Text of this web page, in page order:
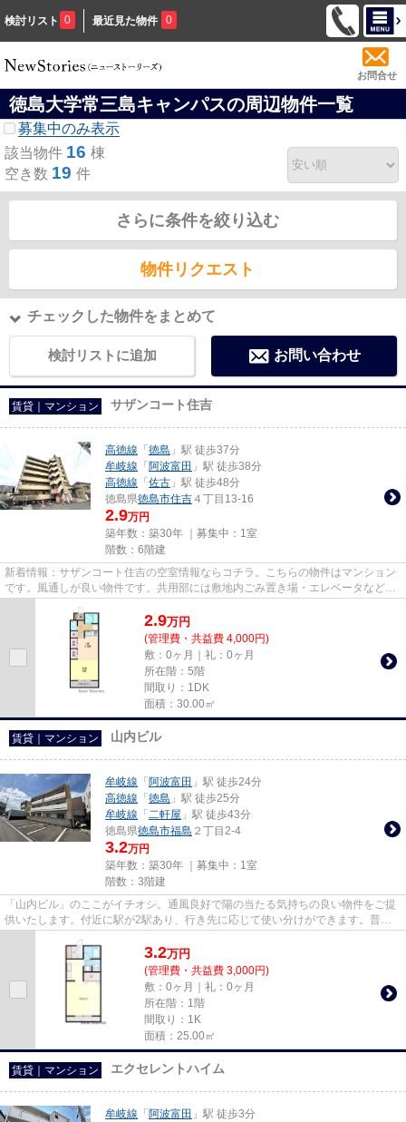
検討リスト 0 最近見た物件 0
お問合せ
徳島大学常三島キャンパスの周辺物件一覧
募集中のみ表示
該当物件 16 棟
空き数 19 件
さらに条件を絞り込む
物件リクエスト
チェックした物件をまとめて
検討リストに追加 お問い合わせ
賃貸｜マンション サザンコート住吉
高徳線 「 徳島 」駅 徒歩37分
牟岐線 「 阿波富田 」駅 徒歩38分
高徳線 「 佐古 」駅 徒歩48分
徳島県徳島市住吉 ４丁目13-16
2.9万円
築年数：築30年 ｜募集中： 1室
階数：6階建
新着情報：サザンコート住吉の空室情報ならコチラ。こちらの物件はマンション
です。風通しが良い物件です。共用部には敷地内ごみ置き場・エレベータなど
2.9万円
(管理費・共益費 4,000円)
敷：0ヶ月｜礼：0ヶ月
所在階：5階
間取り：1DK
面積：30.00㎡
賃貸｜マンション 山内ビル
牟岐線 「 阿波富田 」駅 徒歩24分
高徳線 「 徳島 」駅 徒歩25分
牟岐線 「 二軒屋 」駅 徒歩43分
徳島県徳島市福島 ２丁目2-4
3.2万円
築年数：築30年 ｜募集中： 1室
階数：3階建
「山内ビル」のここがイチオシ。通風良好で陽の当たる気持ちの良い物件をご提
供いたします。付近に駅が2駅あり、行き先に応じて使い分けができます。普段
3.2万円
(管理費・共益費 3,000円)
敷：0ヶ月｜礼：0ヶ月
所在階：1階
間取り：1K
面積：25.00㎡
賃貸｜マンション エクセレントハイム
牟岐線 「 阿波富田 」駅 徒歩3分